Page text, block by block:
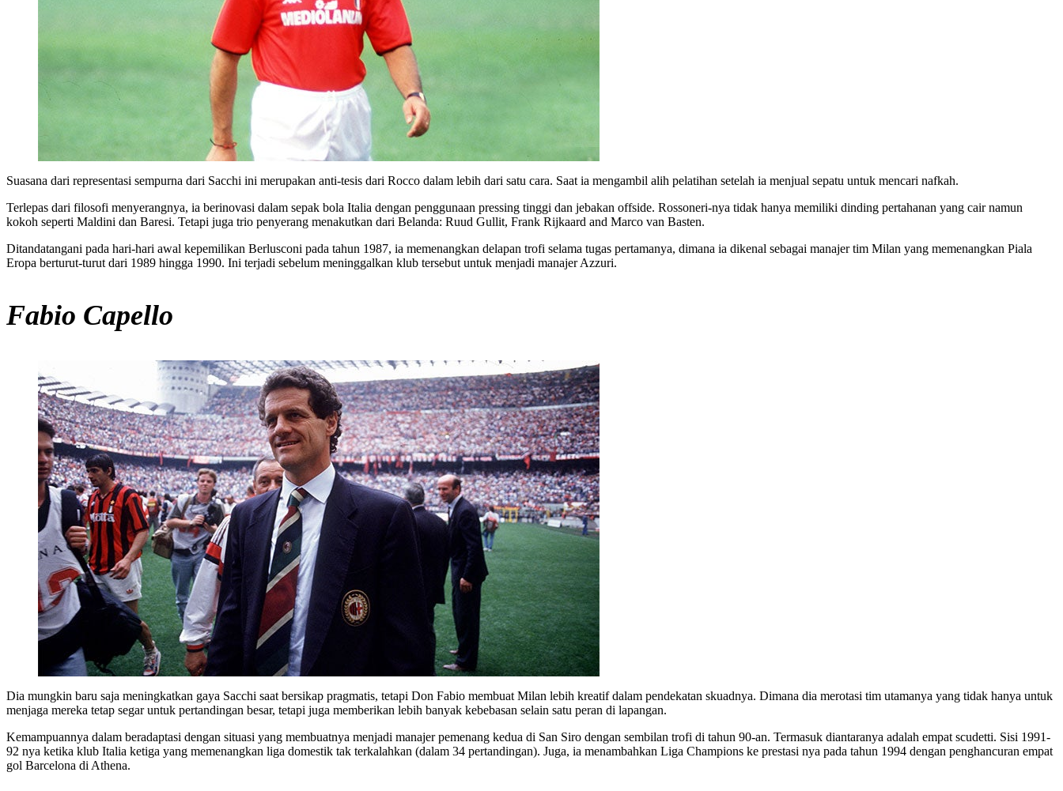
Suasana dari representasi sempurna dari Sacchi ini merupakan anti-tesis dari Rocco dalam lebih dari satu cara. Saat ia mengambil alih pelatihan setelah ia menjual sepatu untuk mencari nafkah.
Terlepas dari filosofi menyerangnya, ia berinovasi dalam sepak bola Italia dengan penggunaan pressing tinggi dan jebakan offside. Rossoneri-nya tidak hanya memiliki dinding pertahanan yang cair namun
kokoh seperti Maldini dan Baresi. Tetapi juga trio penyerang menakutkan dari Belanda: Ruud Gullit, Frank Rijkaard and Marco van Basten.
Ditandatangani pada hari-hari awal kepemilikan Berlusconi pada tahun 1987, ia memenangkan delapan trofi selama tugas pertamanya, dimana ia dikenal sebagai manajer tim Milan yang memenangkan Piala
Eropa berturut-turut dari 1989 hingga 1990. Ini terjadi sebelum meninggalkan klub tersebut untuk menjadi manajer Azzuri.
Fabio Capello
Dia mungkin baru saja meningkatkan gaya Sacchi saat bersikap pragmatis, tetapi Don Fabio membuat Milan lebih kreatif dalam pendekatan skuadnya. Dimana dia merotasi tim utamanya yang tidak hanya untuk
menjaga mereka tetap segar untuk pertandingan besar, tetapi juga memberikan lebih banyak kebebasan selain satu peran di lapangan.
Kemampuannya dalam beradaptasi dengan situasi yang membuatnya menjadi manajer pemenang kedua di San Siro dengan sembilan trofi di tahun 90-an. Termasuk diantaranya adalah empat scudetti. Sisi 1991-
92 nya ketika klub Italia ketiga yang memenangkan liga domestik tak terkalahkan (dalam 34 pertandingan). Juga, ia menambahkan Liga Champions ke prestasi nya pada tahun 1994 dengan penghancuran empat
gol Barcelona di Athena.